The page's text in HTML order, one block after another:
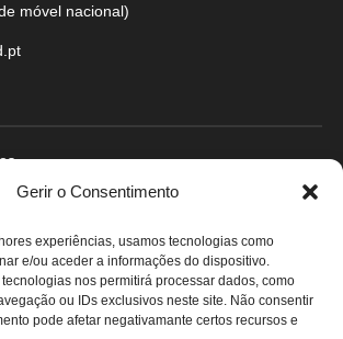
Gerir o Consentimento
experiências, usamos tecnologias como
e/ou aceder a informações do dispositivo.
nos permitirá processar dados, como
ou IDs exclusivos neste site. Não consentir
pode afetar negativamante certos recursos e
móvel nacional)